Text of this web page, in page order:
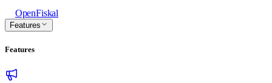
OpenFiskal
Features
Features